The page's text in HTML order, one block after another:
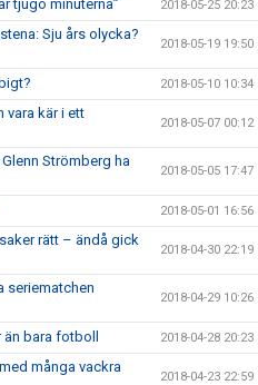
tjugo minuterna” 2018-05-25 20:23
Sju års olycka?
2018-05-19 19:50
2018-05-10 10:34
vara kär i ett
2018-05-07 00:12
Strömberg ha
2018-05-05 17:47
2018-05-01 16:56
rätt – ändå gick
2018-04-30 22:19
seriematchen
2018-04-29 10:26
bara fotboll 2018-04-28 20:23
många vackra
2018-04-23 22:59